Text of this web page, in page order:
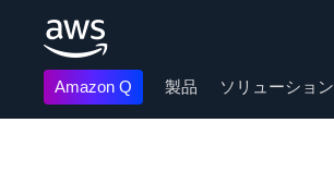
Amazon Q 製品 ソリューション